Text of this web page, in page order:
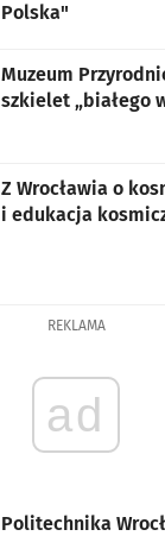
Polska"
Muzeum
szkielet „białego
Z Wrocławia o
i edukacja
REKLAMA
ad
Politechnika